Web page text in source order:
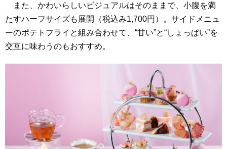
また、かわいらしいビジュアルはそのままで、小腹を満
たすハーフサイズも展開（税込み1,700円）。サイドメニュ
ーのポテトフライと組み合わせて、“甘い”と“しょっぱい”を
交互に味わうのもおすすめ。